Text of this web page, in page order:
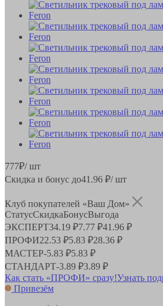
777₽/ шт
Скидка и бонус до41.96 ₽/ шт
Клуб покупателей «Ваш Дом»
СтатусСкидкаБонусВыгода
ЭКСПЕРТ34.19 ₽7.77 ₽41.96 ₽
ПРОФИ22.53 ₽5.83 ₽28.36 ₽
МАСТЕР-5.83 ₽5.83 ₽
СТАНДАРТ-3.89 ₽3.89 ₽
Как стать «ПРОФИ» сразу!Узнать
Привезём